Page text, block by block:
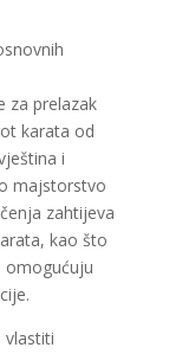
za prelazak
karata od
i
majstorstvo
zahtijeva
kao što
omogućuju
vlastiti